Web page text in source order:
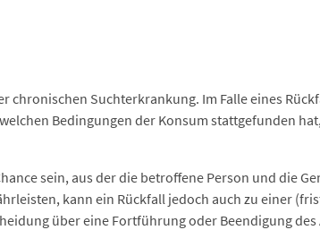
chronischen Suchterkrankung. Im Falle eines
Bedingungen der Konsum stattgefunden
sein, aus der die betroffene Person und die
kann ein Rückfall jedoch auch zu einer
über eine Fortführung oder Beendigung